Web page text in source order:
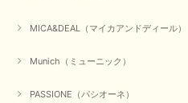
MICA&DEAL（マイカアンドディール）
Munich（ミューニック）
PASSIONE（パシオーネ）